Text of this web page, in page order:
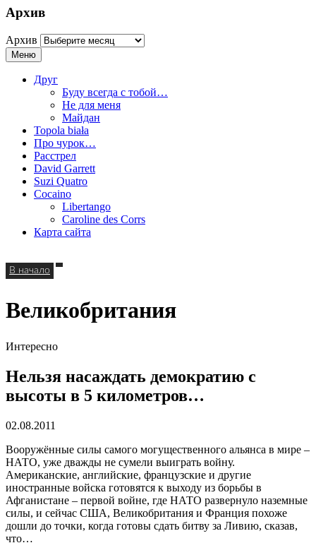
Архив
Архив
Меню
Друг
Буду всегда с тобой…
Не для меня
Майдан
Topola biała
Про чурок…
Расстрел
David Garrett
Suzi Quatro
Cocaino
Libertango
Caroline des Corrs
Карта сайта
В начало
Великобритания
Интересно
Нельзя насаждать демократию с
высоты в 5 километров…
02.08.2011
Вооружённые силы самого могущественного альянса в мире –
НАТО, уже дважды не сумели выиграть войну.
Американские, английские, французские и другие
иностранные войска готовятся к выходу из борьбы в
Афганистане – первой войне, где НАТО развернуло наземные
силы, и сейчас США, Великобритания и Франция похоже
дошли до точки, когда готовы сдать битву за Ливию, сказав,
что…